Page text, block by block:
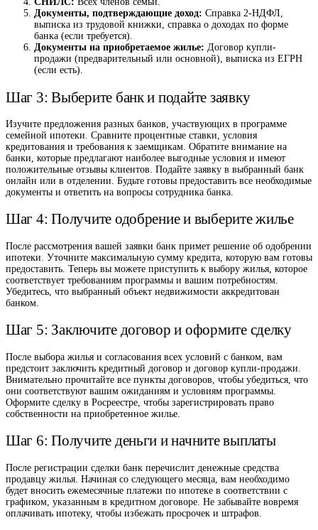
Документы, подтверждающие доход: Справка 2-НДФЛ,
выписка из трудовой книжки, справка о доходах по форме
банка (если требуется).
Документы на приобретаемое жилье: Договор купли-
продажи (предварительный или основной), выписка из ЕГРН
(если есть).
Шаг 3: Выберите банк и подайте заявку
Изучите предложения разных банков, участвующих в программе
семейной ипотеки. Сравните процентные ставки, условия
кредитования и требования к заемщикам. Обратите внимание на
банки, которые предлагают наиболее выгодные условия и имеют
положительные отзывы клиентов. Подайте заявку в выбранный банк
онлайн или в отделении. Будьте готовы предоставить все необходимые
документы и ответить на вопросы сотрудника банка.
Шаг 4: Получите одобрение и выберите жилье
После рассмотрения вашей заявки банк примет решение об одобрении
ипотеки. Уточните максимальную сумму кредита, которую вам готовы
предоставить. Теперь вы можете приступить к выбору жилья, которое
соответствует требованиям программы и вашим потребностям.
Убедитесь, что выбранный объект недвижимости аккредитован
банком.
Шаг 5: Заключите договор и оформите сделку
После выбора жилья и согласования всех условий с банком, вам
предстоит заключить кредитный договор и договор купли-продажи.
Внимательно прочитайте все пункты договоров, чтобы убедиться, что
они соответствуют вашим ожиданиям и условиям программы.
Оформите сделку в Росреестре, чтобы зарегистрировать право
собственности на приобретенное жилье.
Шаг 6: Получите деньги и начните выплаты
После регистрации сделки банк перечислит денежные средства
продавцу жилья. Начиная со следующего месяца, вам необходимо
будет вносить ежемесячные платежи по ипотеке в соответствии с
графиком, указанным в кредитном договоре. Не забывайте вовремя
оплачивать ипотеку, чтобы избежать просрочек и штрафов.